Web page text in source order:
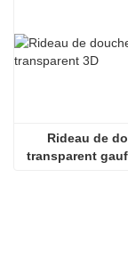
Rideau de
transparent